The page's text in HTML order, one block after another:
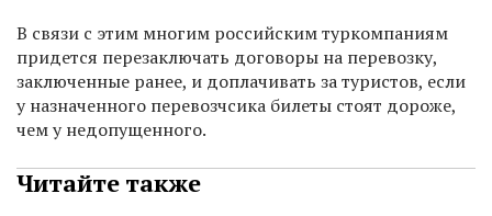
В связи с этим многим российским туркомпаниям
придется перезаключать договоры на перевозку,
заключенные ранее, и доплачивать за туристов, если
у назначенного перевозчсика билеты стоят дороже,
чем у недопущенного.
Читайте также